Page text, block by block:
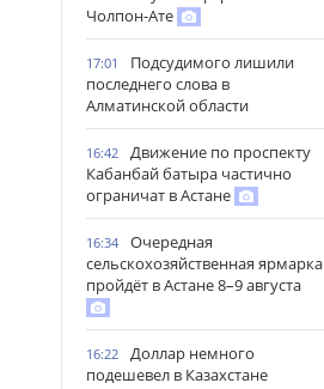
Чолпон-Ате
17:01
Подсудимого лишили
последнего слова в
Алматинской области
16:42
Движение по проспекту
Кабанбай батыра частично
ограничат в Астане
16:34
Очередная
сельскохозяйственная ярмарка
пройдёт в Астане 8–9 августа
16:22
Доллар немного
подешевел в Казахстане